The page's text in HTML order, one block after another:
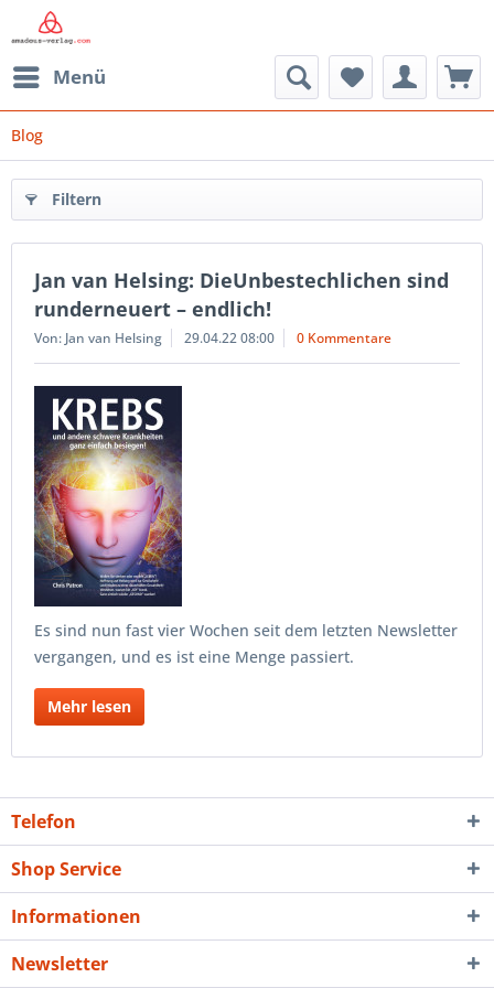
Menü
Blog
Filtern
Jan van Helsing: DieUnbestechlichen sind
runderneuert – endlich!
Von: Jan van Helsing 29.04.22 08:00 0 Kommentare
Es sind nun fast vier Wochen seit dem letzten Newsletter
vergangen, und es ist eine Menge passiert.
Mehr lesen
Telefon
Shop Service
Informationen
Newsletter